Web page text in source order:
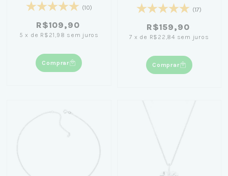
(10)
R$109,90
5 x de R$21,98 sem juros
Comprar
(17)
R$159,90
7 x de R$22,84 sem juros
Comprar